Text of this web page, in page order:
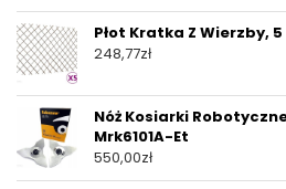
Płot Kratka Z Wierzby, 5
248,77zł
Nóż Kosiarki
Mrk6101A-Et
550,00zł